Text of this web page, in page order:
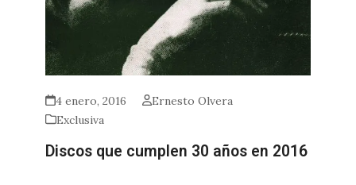
4 enero, 2016
Ernesto Olvera
Exclusiva
Discos que cumplen 30 años en 2016